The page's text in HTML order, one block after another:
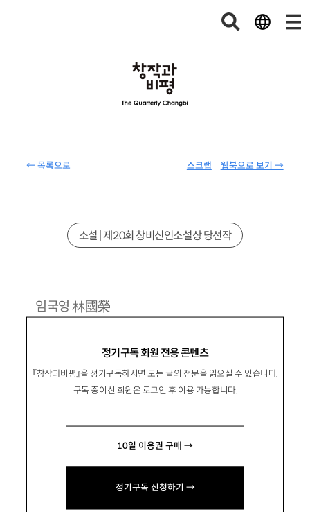
← 목록으로 웹북으로 보기 →
스크랩
정기구독 회원 전용 콘텐츠
『창작과비평』을 정기구독하시면 모든 글의 전문을 읽으실 수 있습니다.
구독 중이신 회원은 로그인 후 이용 가능합니다.
10일 이용권 구매 →
정기구독 신청하기 →
소설 | 제20회 창비신인소설상 당선작
임국영 林國榮
indra885@naver.com
볼셰비키가 왔다